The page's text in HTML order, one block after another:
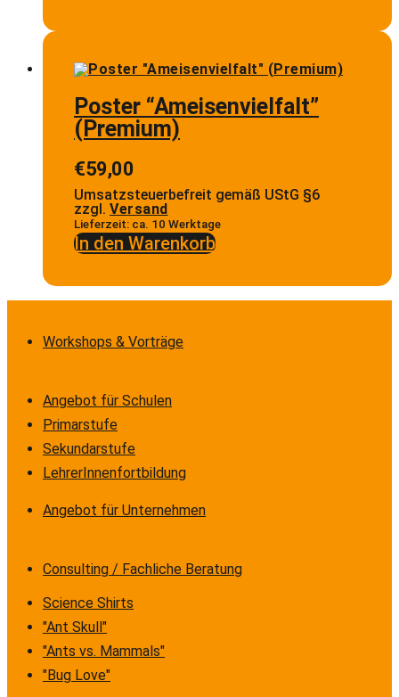
Poster “Ameisenvielfalt”
(Premium)
€59,00
Umsatzsteuerbefreit gemäß UStG §6
zzgl. Versand
Lieferzeit: ca. 10 Werktage
In den Warenkorb
Workshops & Vorträge
Angebot für Schulen
Primarstufe
Sekundarstufe
LehrerInnenfortbildung
Angebot für Unternehmen
Consulting / Fachliche Beratung
Science Shirts
"Ant Skull"
"Ants vs. Mammals"
"Bug Love"